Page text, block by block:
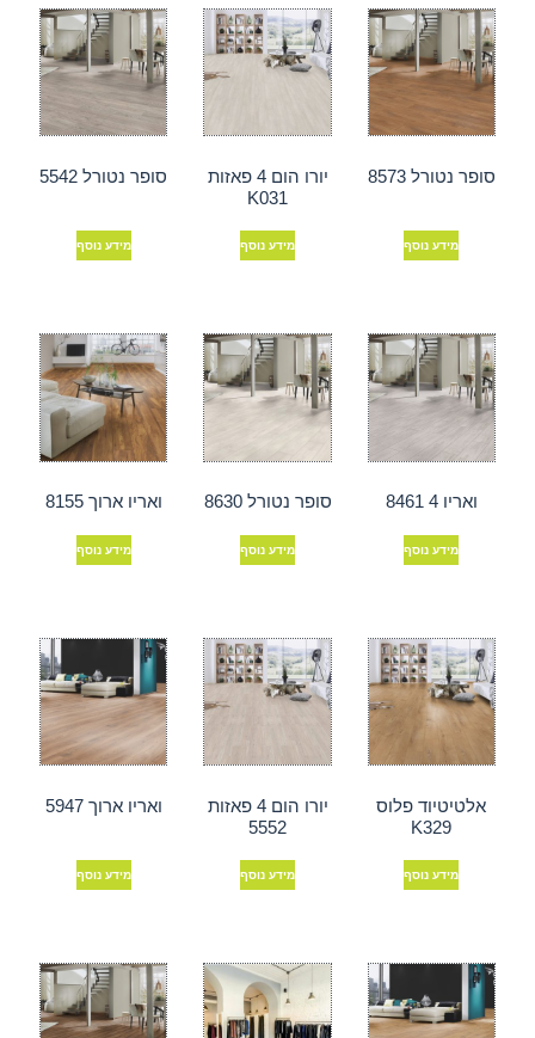
סופר נטורל 8573
מידע נוסף
יורו הום 4 פאזות
K031
מידע נוסף
סופר נטורל 5542
מידע נוסף
ואריו 4 8461
מידע נוסף
סופר נטורל 8630
מידע נוסף
ואריו ארוך 8155
מידע נוסף
אלטיטיוד פלוס
K329
מידע נוסף
יורו הום 4 פאזות
5552
מידע נוסף
ואריו ארוך 5947
מידע נוסף